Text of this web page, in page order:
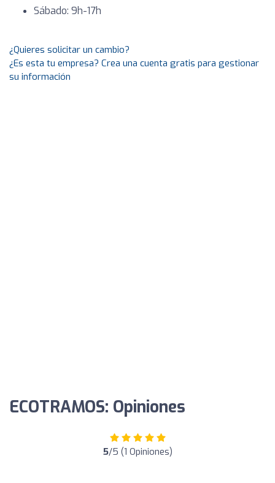
Sábado: 9h-17h
¿Quieres solicitar un cambio?
¿Es esta tu empresa? Crea una cuenta gratis para gestionar
su información
ECOTRAMOS: Opiniones
5/5 (1 Opiniones)